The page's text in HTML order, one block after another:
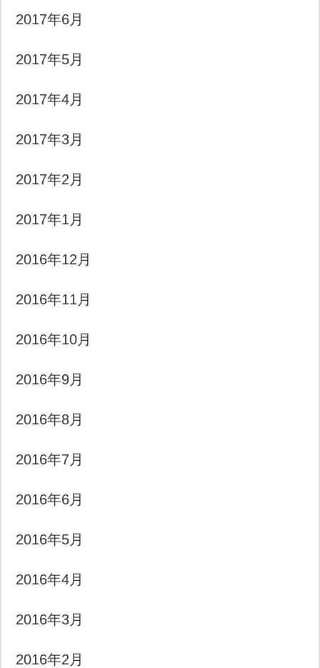
2017年6月
2017年5月
2017年4月
2017年3月
2017年2月
2017年1月
2016年12月
2016年11月
2016年10月
2016年9月
2016年8月
2016年7月
2016年6月
2016年5月
2016年4月
2016年3月
2016年2月